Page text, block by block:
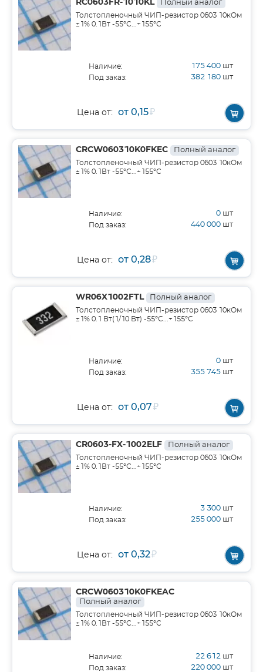
RC0603FR-1010KL Полный аналог
Толстопленочный ЧИП-резистор 0603 10кОм
±1% 0.1Вт -55°С...+155°С
Наличие: 175 400 шт
Под заказ: 382 180 шт
Цена от: от 0,15₽
CRCW060310K0FKEC Полный аналог
Толстопленочный ЧИП-резистор 0603 10кОм
±1% 0.1Вт -55°С...+155°С
Наличие: 0 шт
Под заказ: 440 000 шт
Цена от: от 0,28₽
WR06X1002FTL Полный аналог
Толстопленочный ЧИП-резистор 0603 10кОм
±1% 0.1 Вт(1/10 Вт) -55°С...+155°С
Наличие: 0 шт
Под заказ: 355 745 шт
Цена от: от 0,07₽
CR0603-FX-1002ELF Полный аналог
Толстопленочный ЧИП-резистор 0603 10кОм
±1% 0.1Вт -55°С...+155°С
Наличие: 3 300 шт
Под заказ: 255 000 шт
Цена от: от 0,32₽
CRCW060310K0FKEAC
Полный аналог
Толстопленочный ЧИП-резистор 0603 10кОм
±1% 0.1Вт -55°С...+155°С
Наличие: 22 612 шт
Под заказ: 220 000 шт